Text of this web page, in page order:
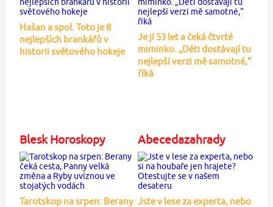
Hašan a spol. Toto je 8
nejlepších brankářů v
historii světového hokeje
Je jí 53 let a čeká čtvrté
miminko. „Děti dostávají tu
nejlepší verzi mě samotné,“
říká
Blesk Horoskopy
Tarotskop na srpen: Berany
Abecedazahrady
Jste v lese za experta, nebo